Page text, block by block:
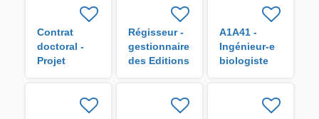
Contrat
doctoral -
Projet
Régisseur -
gestionnaire
des Editions
A1A41 -
Ingénieur-e
biologiste